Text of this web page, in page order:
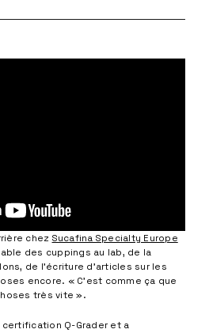
chez Sucafina Specialty Europe
des cuppings au lab, de la
de l’écriture d’articles sur les
encore. « C’est comme ça que
très vite ».
certification Q-Grader et a